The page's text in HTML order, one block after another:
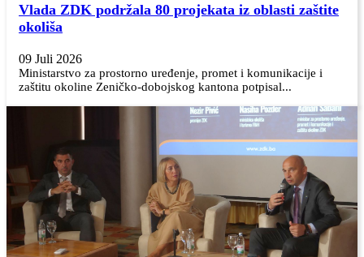
Vlada ZDK podržala 80 projekata iz oblasti zaštite
okoliša
09 Juli 2026
Ministarstvo za prostorno uređenje, promet i komunikacije i
zaštitu okoline Zeničko-dobojskog kantona potpisal...